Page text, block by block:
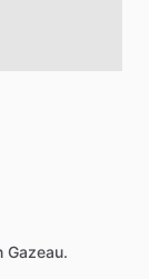
Gazeau.